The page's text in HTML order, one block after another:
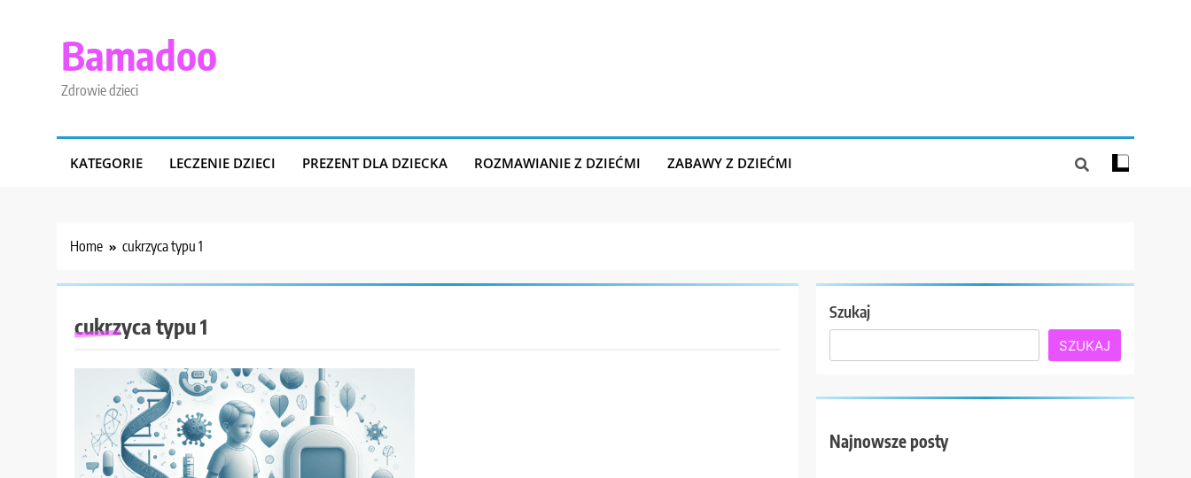
Bamadoo
Zdrowie dzieci
KATEGORIE LECZENIE DZIECI PREZENT DLA DZIECKA ROZMAWIANIE Z DZIEĆMI ZABAWY Z DZIEĆMI
Home cukrzyca typu 1
cukrzyca typu 1
Szukaj
SZUKAJ
Najnowsze posty